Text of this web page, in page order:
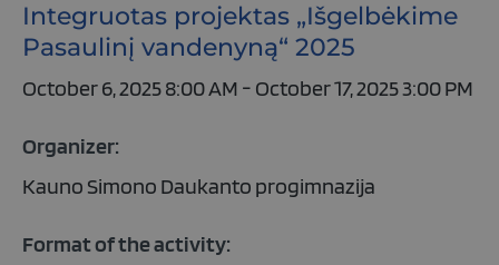
Integruotas projektas „Išgelbėkime
Pasaulinį vandenyną“ 2025
October 6, 2025 8:00 AM - October 17, 2025 3:00 PM
Organizer:
Kauno Simono Daukanto progimnazija
Format of the activity: